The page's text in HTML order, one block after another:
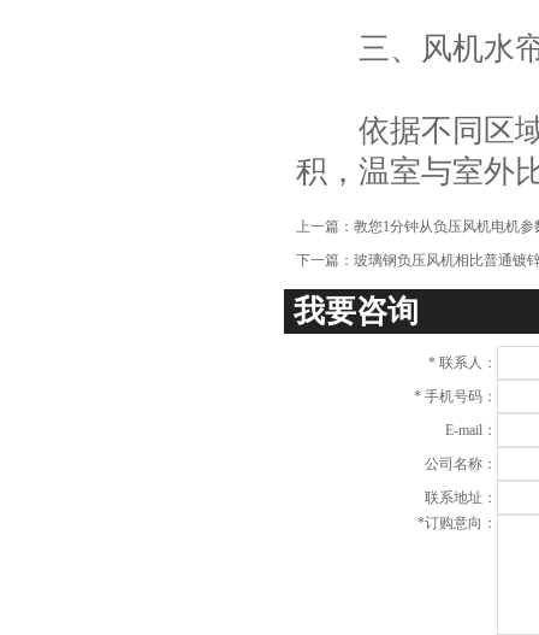
三、风机水帘
依据不同区域
积，温室与室外
上一篇： 教您1分钟从负压风机电机
下一篇： 玻璃钢负压风机相比普通镀
我要咨询
* 联系人：
* 手机号码：
E-mail：
公司名称：
联系地址：
*订购意向：